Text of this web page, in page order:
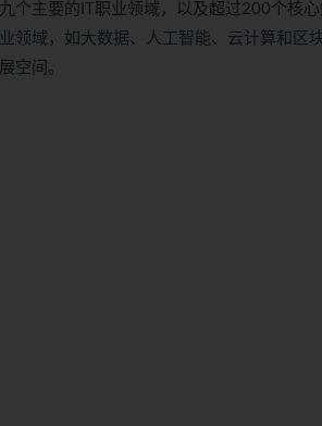
主要的IT职业领域，以及超过200个核心
领域，如大数据、人工智能、云计算和区
空间。